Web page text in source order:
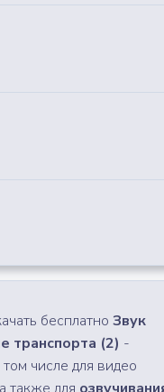
бесплатноЗвук
транспорта (2) -
числе для видео